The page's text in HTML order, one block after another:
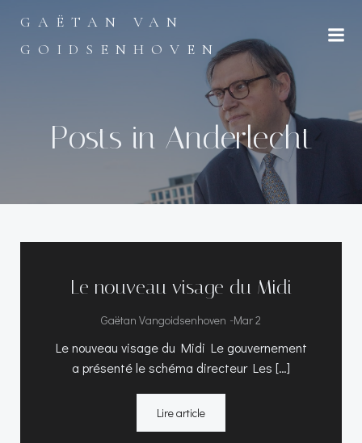
contenu
GAËTAN VAN
GOIDSENHOVEN
Posts in Anderlecht
Le nouveau visage du Midi
Gaëtan Vangoidsenhoven -Mar 2
Le nouveau visage du Midi Le gouvernement
a présenté le schéma directeur Les […]
Lire article